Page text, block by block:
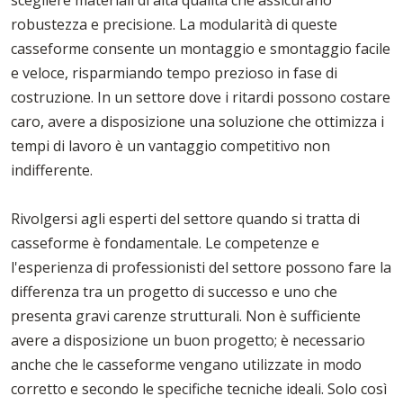
robustezza e precisione. La modularità di queste
casseforme consente un montaggio e smontaggio facile
e veloce, risparmiando tempo prezioso in fase di
costruzione. In un settore dove i ritardi possono costare
caro, avere a disposizione una soluzione che ottimizza i
tempi di lavoro è un vantaggio competitivo non
indifferente.
Rivolgersi agli esperti del settore quando si tratta di
casseforme è fondamentale. Le competenze e
l'esperienza di professionisti del settore possono fare la
differenza tra un progetto di successo e uno che
presenta gravi carenze strutturali. Non è sufficiente
avere a disposizione un buon progetto; è necessario
anche che le casseforme vengano utilizzate in modo
corretto e secondo le specifiche tecniche ideali. Solo così